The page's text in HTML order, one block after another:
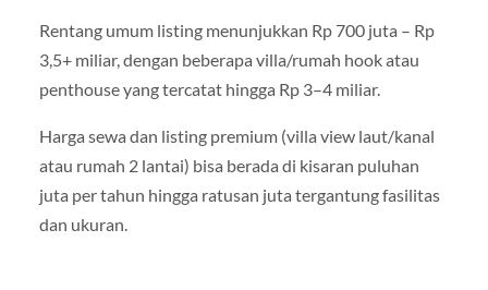
Rentang umum listing menunjukkan Rp 700 juta – Rp
3,5+ miliar, dengan beberapa villa/rumah hook atau
penthouse yang tercatat hingga Rp 3–4 miliar.
Harga sewa dan listing premium (villa view laut/kanal
atau rumah 2 lantai) bisa berada di kisaran puluhan
juta per tahun hingga ratusan juta tergantung fasilitas
dan ukuran.